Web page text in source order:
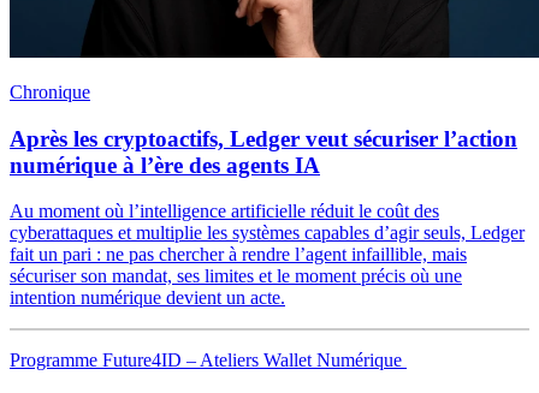
Chronique
Après les cryptoactifs, Ledger veut sécuriser l’action
numérique à l’ère des agents IA
Au moment où l’intelligence artificielle réduit le coût des
cyberattaques et multiplie les systèmes capables d’agir seuls, Ledger
fait un pari : ne pas chercher à rendre l’agent infaillible, mais
sécuriser son mandat, ses limites et le moment précis où une
intention numérique devient un acte.
Programme Future4ID – Ateliers Wallet Numérique